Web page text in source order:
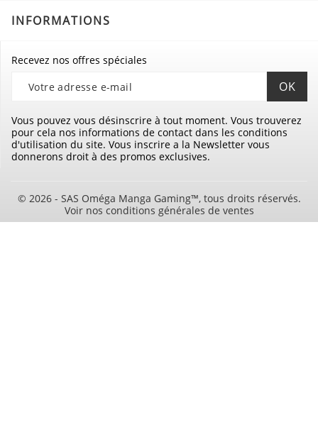
INFORMATIONS
Recevez nos offres spéciales
Vous pouvez vous désinscrire à tout moment. Vous trouverez
pour cela nos informations de contact dans les conditions
d'utilisation du site. Vous inscrire a la Newsletter vous
donnerons droit à des promos exclusives.
© 2026 - SAS Oméga Manga Gaming™, tous droits réservés.
Voir nos conditions générales de ventes